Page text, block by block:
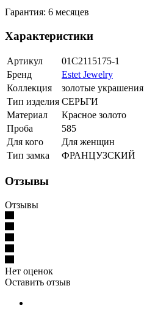
Гарантия: 6 месяцев
Характеристики
Артикул
01С2115175-1
Бренд
Estet Jewelry
Коллекция
золотые украшения
Тип изделия СЕРЬГИ
Материал
Красное золото
Проба
585
Для кого
Для женщин
Тип замка
ФРАНЦУЗСКИЙ
Отзывы
Отзывы
Нет оценок
Оставить отзыв